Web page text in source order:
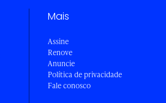
Mais
Assine
Renove
Anuncie
Política de privacidade
Fale conosco